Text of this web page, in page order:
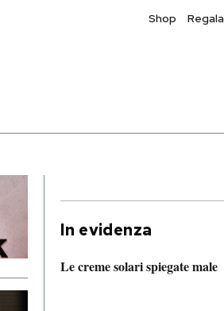
Shop Regala
In evidenza
Le creme solari spiegate male